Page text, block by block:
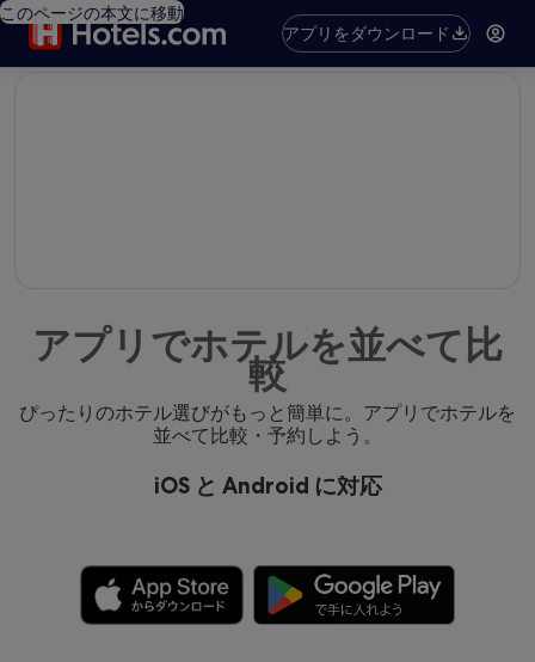
このページの本文に移動
アプリをダウンロード
アプリでホテルを並べて比
較
ぴったりのホテル選びがもっと簡単に。アプリでホテルを
並べて比較・予約しよう。
iOS と Android に対応